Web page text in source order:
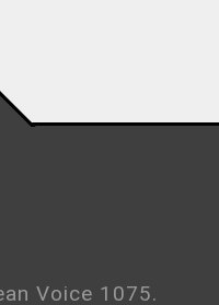
Voice 1075.